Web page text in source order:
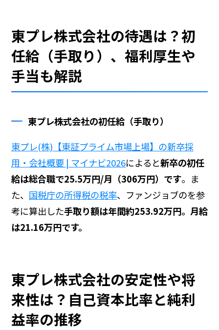
東プレ株式会社の待遇は？初
任給（手取り）、福利厚生や
手当も解説
東プレ株式会社の初任給（手取り）
東プレ(株)【東証プライム市場上場】の新卒採
用・会社概要 | マイナビ2026によると新卒の初任
給は総合職で25.5万円/月（306万円）です。ま
た、 国税庁の所得税の税率、ファンジョブのを参
考に算出した手取り額は年間約253.92万円。月給
は21.16万円です。
東プレ株式会社の安定性や将
来性は？自己資本比率と純利
益率の推移